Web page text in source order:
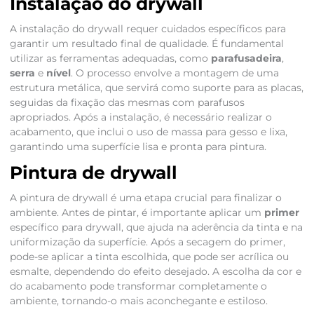
A instalação do drywall requer cuidados específicos para
garantir um resultado final de qualidade. É fundamental
utilizar as ferramentas adequadas, como parafusadeira,
serra e nível. O processo envolve a montagem de uma
estrutura metálica, que servirá como suporte para as placas,
seguidas da fixação das mesmas com parafusos
apropriados. Após a instalação, é necessário realizar o
acabamento, que inclui o uso de massa para gesso e lixa,
garantindo uma superfície lisa e pronta para pintura.
Pintura de drywall
A pintura de drywall é uma etapa crucial para finalizar o
ambiente. Antes de pintar, é importante aplicar um primer
específico para drywall, que ajuda na aderência da tinta e na
uniformização da superfície. Após a secagem do primer,
pode-se aplicar a tinta escolhida, que pode ser acrílica ou
esmalte, dependendo do efeito desejado. A escolha da cor e
do acabamento pode transformar completamente o
ambiente, tornando-o mais aconchegante e estiloso.